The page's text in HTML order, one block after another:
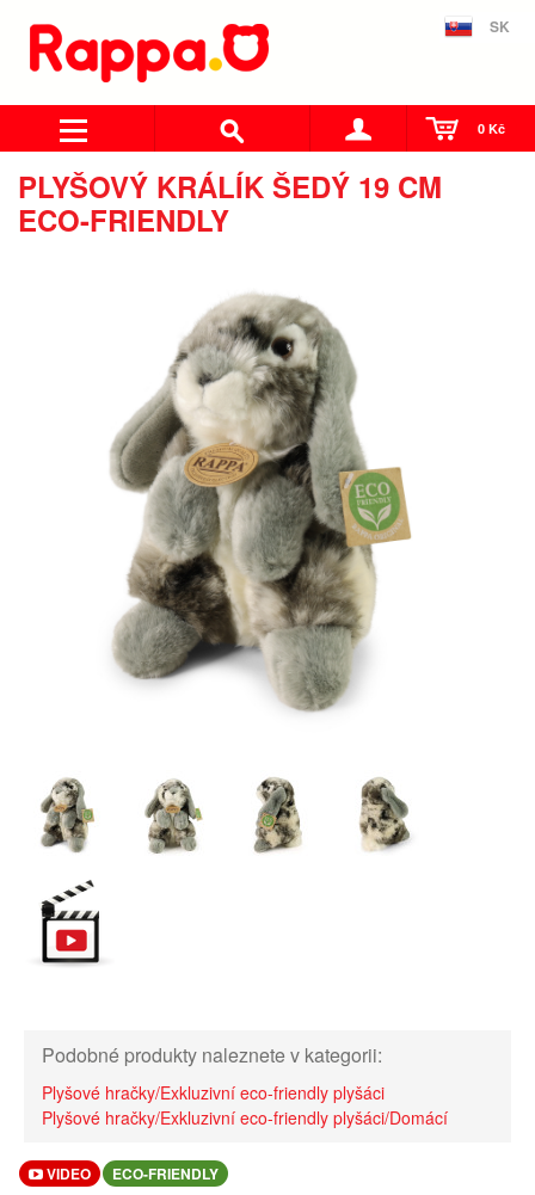
SK
0 Kč
PLYŠOVÝ KRÁLÍK ŠEDÝ 19 CM
ECO-FRIENDLY
Podobné produkty naleznete v kategorii:
Plyšové hračky/Exkluzivní eco-friendly plyšáci
Plyšové hračky/Exkluzivní eco-friendly plyšáci/Domácí
VIDEO ECO-FRIENDLY